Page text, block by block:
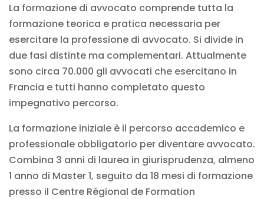
La formazione di avvocato comprende tutta la
formazione teorica e pratica necessaria per
esercitare la professione di avvocato. Si divide in
due fasi distinte ma complementari. Attualmente
sono circa 70.000 gli avvocati che esercitano in
Francia e tutti hanno completato questo
impegnativo percorso.
La formazione iniziale è il percorso accademico e
professionale obbligatorio per diventare avvocato.
Combina 3 anni di laurea in giurisprudenza, almeno
1 anno di Master 1, seguito da 18 mesi di formazione
presso il Centre Régional de Formation